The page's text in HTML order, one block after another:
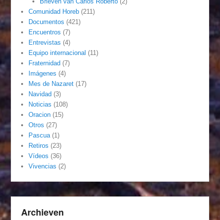
Comunidad Horeb (211)
Documentos (421)
Encuentros (7)
Entrevistas (4)
Equipo internacional (11)
Fraternidad (7)
Imágenes (4)
Mes de Nazaret (17)
Navidad (3)
Noticias (108)
Oracion (15)
Otros (27)
Pascua (1)
Retiros (23)
Vídeos (36)
Vivencias (2)
Archieven